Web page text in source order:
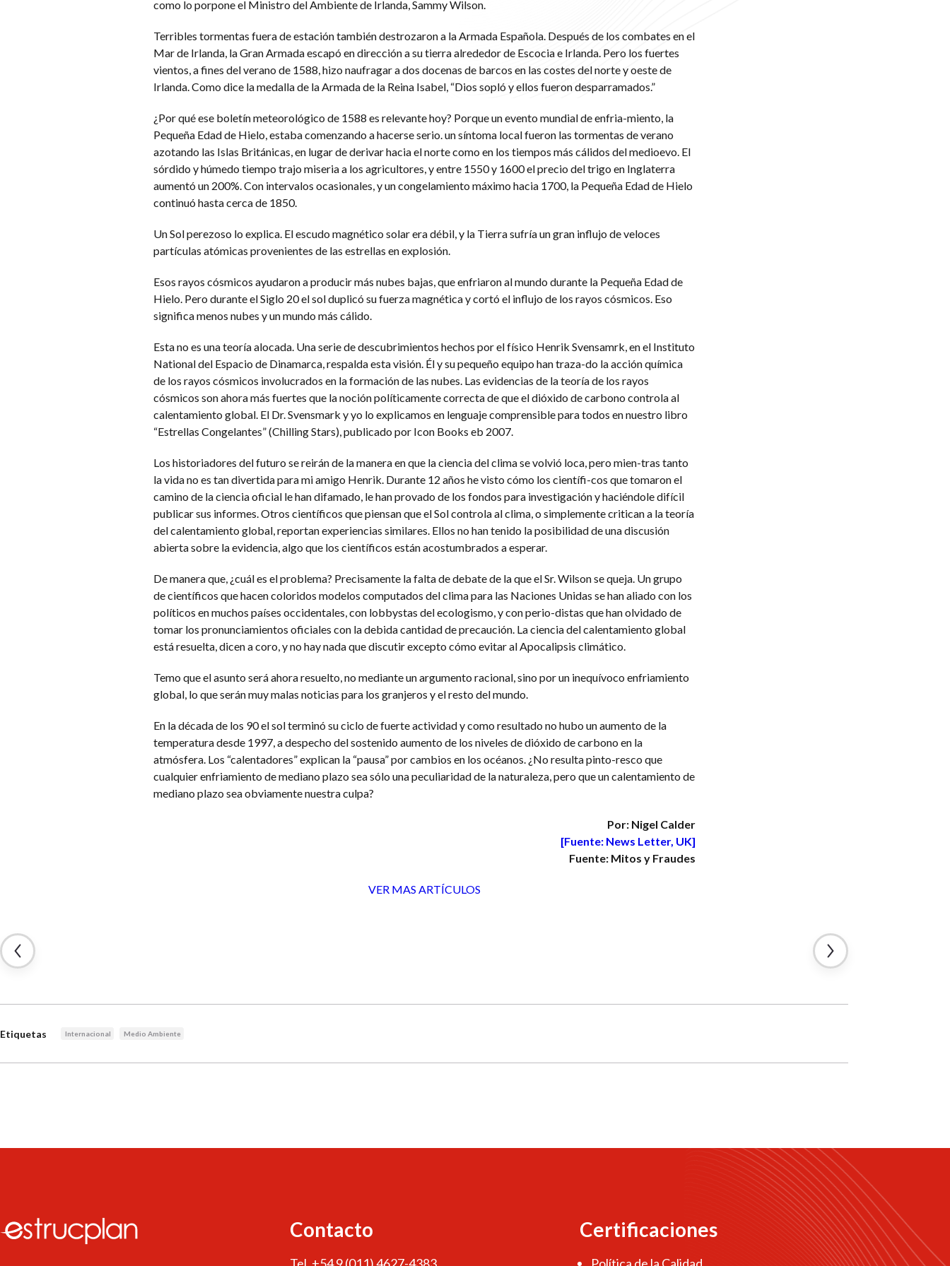
como lo porpone el Ministro del Ambiente de Irlanda, Sammy Wilson.
Terribles tormentas fuera de estación también destrozaron a la Armada Española. Después de los combates en el
Mar de Irlanda, la Gran Armada escapó en dirección a su tierra alrededor de Escocia e Irlanda. Pero los fuertes
vientos, a fines del verano de 1588, hizo naufragar a dos docenas de barcos en las costes del norte y oeste de
Irlanda. Como dice la medalla de la Armada de la Reina Isabel, “Dios sopló y ellos fueron desparramados.”
¿Por qué ese boletín meteorológico de 1588 es relevante hoy? Porque un evento mundial de enfria-miento, la
Pequeña Edad de Hielo, estaba comenzando a hacerse serio. un síntoma local fueron las tormentas de verano
azotando las Islas Británicas, en lugar de derivar hacia el norte como en los tiempos más cálidos del medioevo. El
sórdido y húmedo tiempo trajo miseria a los agricultores, y entre 1550 y 1600 el precio del trigo en Inglaterra
aumentó un 200%. Con intervalos ocasionales, y un congelamiento máximo hacia 1700, la Pequeña Edad de Hielo
continuó hasta cerca de 1850.
Un Sol perezoso lo explica. El escudo magnético solar era débil, y la Tierra sufría un gran influjo de veloces
partículas atómicas provenientes de las estrellas en explosión.
Esos rayos cósmicos ayudaron a producir más nubes bajas, que enfriaron al mundo durante la Pequeña Edad de
Hielo. Pero durante el Siglo 20 el sol duplicó su fuerza magnética y cortó el influjo de los rayos cósmicos. Eso
significa menos nubes y un mundo más cálido.
Esta no es una teoría alocada. Una serie de descubrimientos hechos por el físico Henrik Svensamrk, en el Instituto
National del Espacio de Dinamarca, respalda esta visión. Él y su pequeño equipo han traza-do la acción química
de los rayos cósmicos involucrados en la formación de las nubes. Las evidencias de la teoría de los rayos
cósmicos son ahora más fuertes que la noción políticamente correcta de que el dióxido de carbono controla al
calentamiento global. El Dr. Svensmark y yo lo explicamos en lenguaje comprensible para todos en nuestro libro
“Estrellas Congelantes” (Chilling Stars), publicado por Icon Books eb 2007.
Los historiadores del futuro se reirán de la manera en que la ciencia del clima se volvió loca, pero mien-tras tanto
la vida no es tan divertida para mi amigo Henrik. Durante 12 años he visto cómo los científi-cos que tomaron el
camino de la ciencia oficial le han difamado, le han provado de los fondos para investigación y haciéndole difícil
publicar sus informes. Otros científicos que piensan que el Sol controla al clima, o simplemente critican a la teoría
del calentamiento global, reportan experiencias similares. Ellos no han tenido la posibilidad de una discusión
abierta sobre la evidencia, algo que los científicos están acostumbrados a esperar.
De manera que, ¿cuál es el problema? Precisamente la falta de debate de la que el Sr. Wilson se queja. Un grupo
de científicos que hacen coloridos modelos computados del clima para las Naciones Unidas se han aliado con los
políticos en muchos países occidentales, con lobbystas del ecologismo, y con perio-distas que han olvidado de
tomar los pronunciamientos oficiales con la debida cantidad de precaución. La ciencia del calentamiento global
está resuelta, dicen a coro, y no hay nada que discutir excepto cómo evitar al Apocalipsis climático.
Temo que el asunto será ahora resuelto, no mediante un argumento racional, sino por un inequívoco enfriamiento
global, lo que serán muy malas noticias para los granjeros y el resto del mundo.
En la década de los 90 el sol terminó su ciclo de fuerte actividad y como resultado no hubo un aumento de la
temperatura desde 1997, a despecho del sostenido aumento de los niveles de dióxido de carbono en la
atmósfera. Los “calentadores” explican la “pausa” por cambios en los océanos. ¿No resulta pinto-resco que
cualquier enfriamiento de mediano plazo sea sólo una peculiaridad de la naturaleza, pero que un calentamiento de
mediano plazo sea obviamente nuestra culpa?
Por: Nigel Calder
[Fuente: News Letter, UK]
Fuente: Mitos y Fraudes
VER MAS ARTÍCULOS
Etiquetas Internacional Medio Ambiente
Contacto Certificaciones